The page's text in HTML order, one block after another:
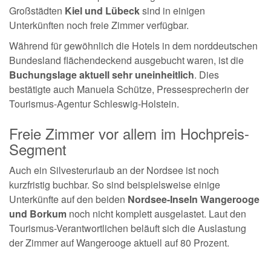
Großstädten Kiel und Lübecksind in einigen
Unterkünften noch freie Zimmer verfügbar.
Während für gewöhnlich die Hotels in dem norddeutschen
Bundesland flächendeckend ausgebucht waren, ist die
Buchungslage aktuell sehr uneinheitlich. Dies
bestätigte auch Manuela Schütze, Pressesprecherin der
Tourismus-Agentur Schleswig-Holstein.
Freie Zimmer vor allem im Hochpreis-
Segment
Auch ein Silvesterurlaub an der Nordsee ist noch
kurzfristig buchbar. So sind beispielsweise einige
Unterkünfte auf den beiden Nordsee-Inseln Wangerooge
und Borkum noch nicht komplett ausgelastet. Laut den
Tourismus-Verantwortlichen beläuft sich die Auslastung
der Zimmer auf Wangerooge aktuell auf 80 Prozent.